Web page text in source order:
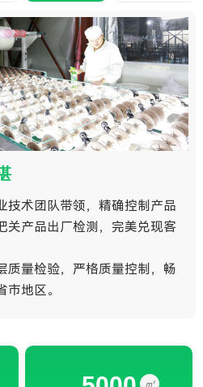
技术团队带领，精确控制产品
关产品出厂检测，完美兑现客
质量检验，严格质量控制，畅
地区。
㎡